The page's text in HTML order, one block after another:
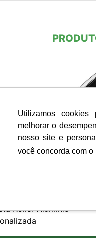
Utilizamos cookies
melhorar o
nosso site e
você concorda com o
Roller Alumínio